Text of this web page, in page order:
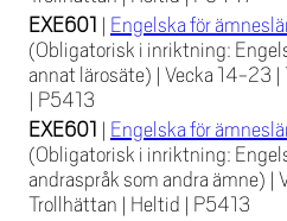
EXE601 | Engelska för
(Obligatorisk i inriktning:
annat lärosäte) | Vecka 14-23 |
| P5413
EXE601 | Engelska för
(Obligatorisk i inriktning:
andraspråk som andra ämne) |
Trollhättan | Heltid | P5413